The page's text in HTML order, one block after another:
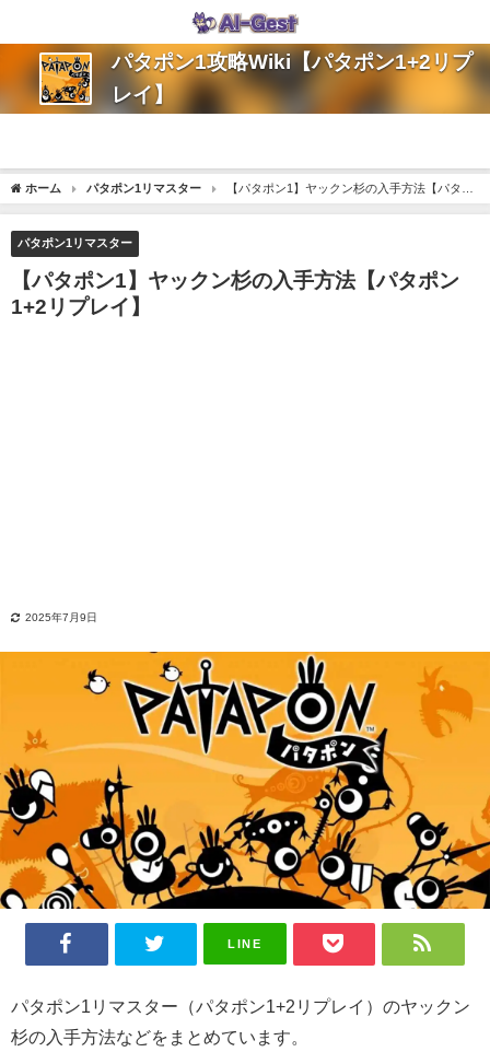
パタポン1攻略Wiki【パタポン1+2リプ
レイ】
ホーム パタポン1リマスター
【パタポン1】ヤックン杉の入手方法【パタポ
ン1+2リプレイ】
パタポン1リマスター
【パタポン1】ヤックン杉の入手方法【パタポン
1+2リプレイ】
2025年7月9日
LINE
パタポン1リマスター（パタポン1+2リプレイ）のヤックン
杉の入手方法などをまとめています。